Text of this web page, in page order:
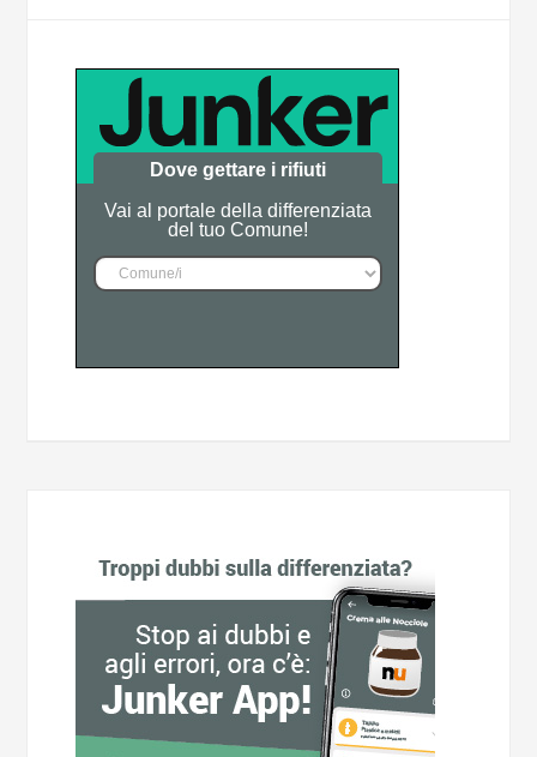
Dove gettare i rifiuti
Vai al portale della differenziata
del tuo Comune!